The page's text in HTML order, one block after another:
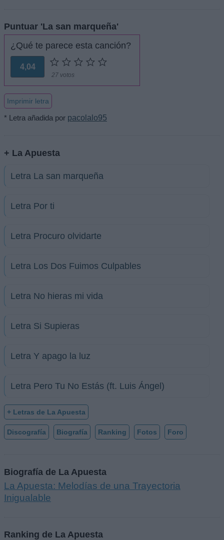
Puntuar 'La san marqueña'
¿Qué te parece esta canción?
4,04
27 votos
Imprimir letra
* Letra añadida por pacolalo95
+ La Apuesta
Letra La san marqueña
Letra Por ti
Letra Procuro olvidarte
Letra Los Dos Fuimos Culpables
Letra No hieras mi vida
Letra Si Supieras
Letra Y apago la luz
Letra Pero Tu No Estás (ft. Luis Ángel)
+ Letras de La Apuesta
Discografía Biografía Ranking Fotos Foro
Biografía de La Apuesta
La Apuesta: Melodías de una Trayectoria
Inigualable
Ranking de La Apuesta